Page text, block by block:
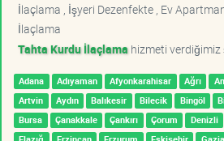
İlaçlama , İşyeri Dezenfekte , Ev
İlaçlama
Tahta Kurdu İlaçlama hizmeti verdiğimiz
Adana Adıyaman Afyonkarahisar Ağrı
Artvin
Aydın Balıkesir Bilecik Bingöl
Bursa
Çanakkale Çankırı Çorum Denizli